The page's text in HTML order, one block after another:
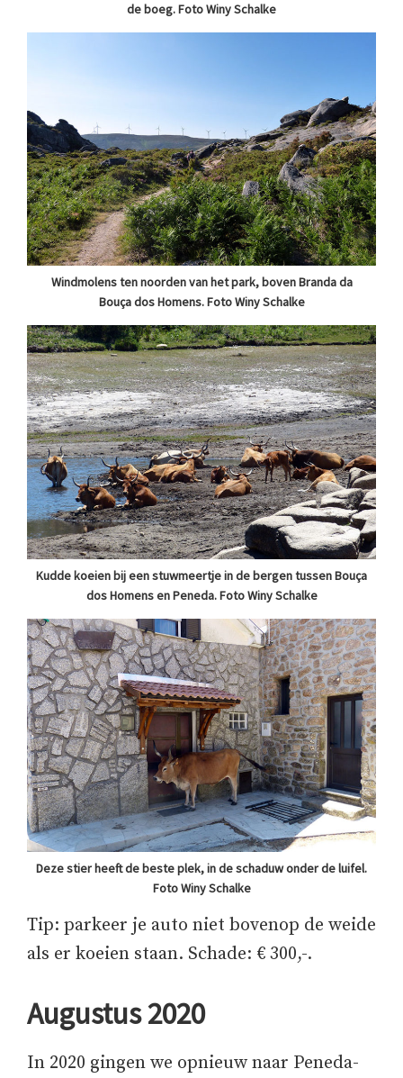
de boeg. Foto Winy Schalke
Windmolens ten noorden van het park, boven Branda da
Bouça dos Homens. Foto Winy Schalke
Kudde koeien bij een stuwmeertje in de bergen tussen Bouça
dos Homens en Peneda. Foto Winy Schalke
Deze stier heeft de beste plek, in de schaduw onder de luifel.
Foto Winy Schalke
Tip: parkeer je auto niet bovenop de weide
als er koeien staan. Schade: € 300,-.
Augustus 2020
In 2020 gingen we opnieuw naar Peneda-